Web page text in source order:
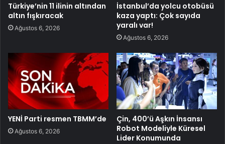
Türkiye’nin 11 ilinin altından
altın fışkıracak
Ağustos 6, 2026
İstanbul’da yolcu otobüsü
kaza yaptı: Çok sayıda
yaralı var!
Ağustos 6, 2026
YENİ Parti resmen TBMM’de
Ağustos 6, 2026
Çin, 400’ü Aşkın İnsansı
Robot Modeliyle Küresel
Lider Konumunda